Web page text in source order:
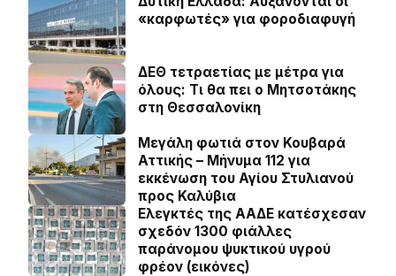
«καρφωτές» για φοροδιαφυγή
ΔΕΘ τετραετίας με μέτρα για
όλους: Τι θα πει ο Μητσοτάκης
στη Θεσσαλονίκη
Μεγάλη φωτιά στον Κουβαρά
Αττικής – Μήνυμα 112 για
εκκένωση του Αγίου Στυλιανού
προς Καλύβια
Ελεγκτές της ΑΑΔΕ κατέσχεσαν
σχεδόν 1300 φιάλλες
παράνομου ψυκτικού υγρού
φρέον (εικόνες)